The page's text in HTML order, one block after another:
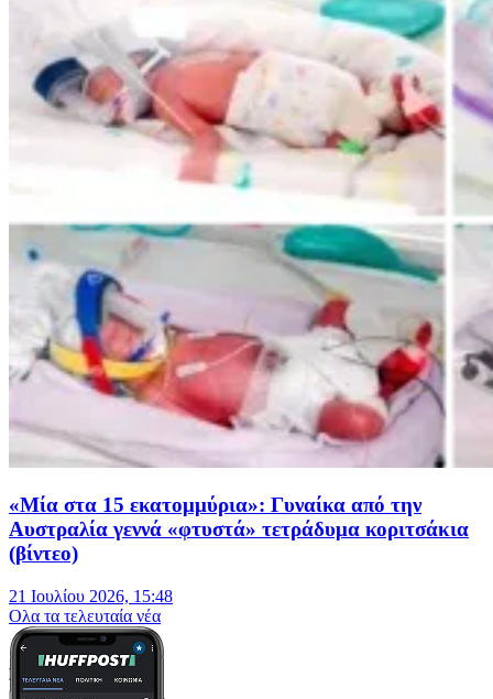
«Μία στα 15 εκατομμύρια»: Γυναίκα από την
Αυστραλία γεννά «φτυστά» τετράδυμα κοριτσάκια
(βίντεο)
21 Ιουλίου 2026, 15:48
Oλα τα τελευταία νέα